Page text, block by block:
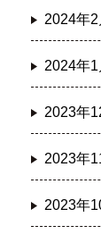
2024年2
2024年1
2023年
2023年
2023年